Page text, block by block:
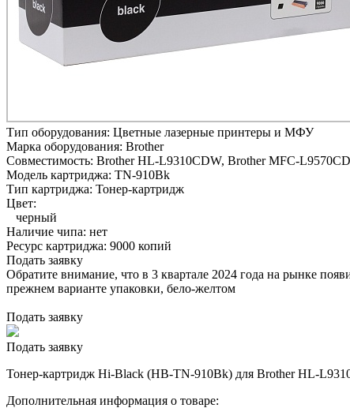
Тип оборудования: Цветные лазерные принтеры и МФУ
Марка оборудования: Brother
Совместимость: Brother HL-L9310CDW, Brother MFC-
Модель картриджа: TN-910Bk
Тип картриджа: Тонер-картридж
Цвет:
черный
Наличие чипа: нет
Ресурс картриджа: 9000 копий
Подать заявку
Обратите внимание, что в 3 квартале 2024 года на рынке
прежнем варианте упаковки, бело-желтом
Подать заявку
Подать заявку
Тонер-картридж Hi-Black (HB-TN-910Bk) для Brother HL-
Дополнительная информация о товаре: